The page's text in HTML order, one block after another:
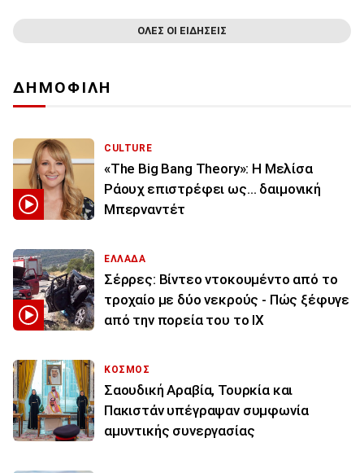
ΟΛΕΣ ΟΙ ΕΙΔΗΣΕΙΣ
ΔΗΜΟΦΙΛΗ
CULTURE
«The Big Bang Theory»: Η Μελίσα
Ράουχ επιστρέφει ως… δαιμονική
Μπερναντέτ
ΕΛΛΑΔΑ
Σέρρες: Βίντεο ντοκουμέντο από το
τροχαίο με δύο νεκρούς - Πώς ξέφυγε
από την πορεία του το ΙΧ
ΚΟΣΜΟΣ
Σαουδική Αραβία, Τουρκία και
Πακιστάν υπέγραψαν συμφωνία
αμυντικής συνεργασίας